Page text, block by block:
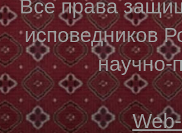
Все права
исповедников
научно-